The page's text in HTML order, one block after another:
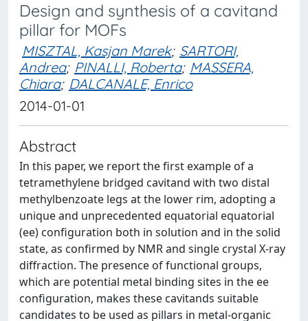
Design and synthesis of a cavitand
pillar for MOFs
MISZTAL, Kasjan Marek; SARTORI,
Andrea; PINALLI, Roberta; MASSERA,
Chiara; DALCANALE, Enrico
2014-01-01
Abstract
In this paper, we report the first example of a
tetramethylene bridged cavitand with two distal
methylbenzoate legs at the lower rim, adopting a
unique and unprecedented equatorial equatorial
(ee) configuration both in solution and in the solid
state, as confirmed by NMR and single crystal X-ray
diffraction. The presence of functional groups,
which are potential metal binding sites in the ee
configuration, makes these cavitands suitable
candidates to be used as pillars in metal-organic